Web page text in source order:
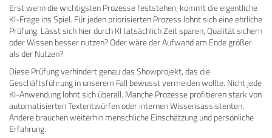
Erst wenn die wichtigsten Prozesse feststehen, kommt die eigentliche
KI-Frage ins Spiel. Für jeden priorisierten Prozess lohnt sich eine ehrliche
Prüfung. Lässt sich hier durch KI tatsächlich Zeit sparen, Qualität sichern
oder Wissen besser nutzen? Oder wäre der Aufwand am Ende größer
als der Nutzen?
Diese Prüfung verhindert genau das Showprojekt, das die
Geschäftsführung in unserem Fall bewusst vermeiden wollte. Nicht jede
KI-Anwendung lohnt sich überall. Manche Prozesse profitieren stark von
automatisierten Textentwürfen oder internen Wissensassistenten.
Andere brauchen weiterhin menschliche Einschätzung und persönliche
Erfahrung.